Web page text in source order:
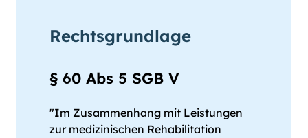
Rechtsgrundlage
§ 60 Abs 5 SGB V
"Im Zusammenhang mit Leistungen
zur medizinischen Rehabilitation